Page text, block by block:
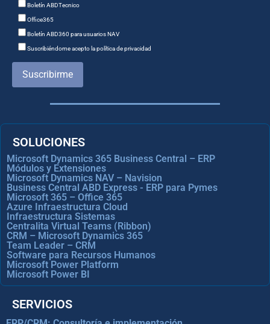
Boletín ABDTecnico
Office365
Boletín ABD360 para usuarios NAV
Suscribiéndome acepto la política de privacidad
Suscribirme
SOLUCIONES
Microsoft Dynamics 365 Business Central – ERP
Módulos y Extensiones
Microsoft Dynamics NAV – Navision
Business Central ABD Express - ERP para Pymes
Microsoft 365 – Office 365
Azure Infraestructura Cloud
Infraestructura Sistemas
Centralita Virtual Teams (Ribbon)
CRM – Microsoft Dynamics 365
Team Leader – CRM
Software para Recursos Humanos
Microsoft Power Platform
Microsoft Power BI
SERVICIOS